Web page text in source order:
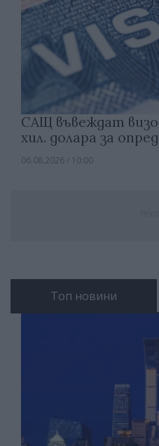
САЩ въвеждат
хил. долара за
06.08.2026 / 10:00
Топ новини